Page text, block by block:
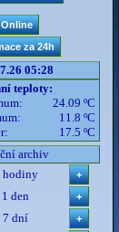
05:28
teploty:
24.09 ºC
11.8 ºC
17.5 ºC
archiv
hodiny
1 den
7 dní